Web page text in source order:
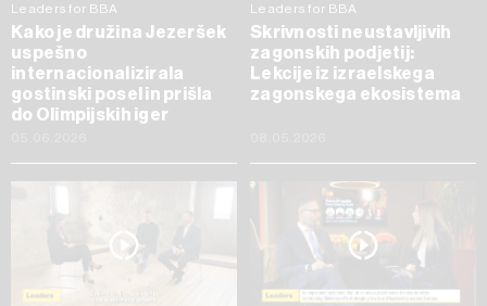
Leaders for BBA
Kako je družina Jezeršek
uspešno
internacionalizirala
gostinski posel in prišla
do Olimpijskih iger
Leaders for BBA
Skrivnosti neustavljivih
zagonskih podjetij:
Lekcije iz izraelskega
zagonskega ekosistema